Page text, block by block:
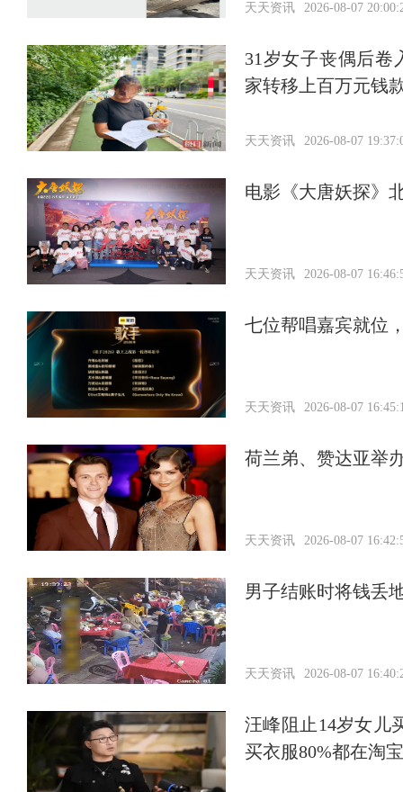
天天资讯 2026-08-07
31岁女子丧偶后卷
家转移上百万元钱
天天资讯 2026-08-07
电影《大唐妖探》
天天资讯 2026-08-07
七位帮唱嘉宾就位
天天资讯 2026-08-07
荷兰弟、赞达亚举
天天资讯 2026-08-07
男子结账时将钱丢
天天资讯 2026-08-07
汪峰阻止14岁女儿
买衣服80%都在淘宝